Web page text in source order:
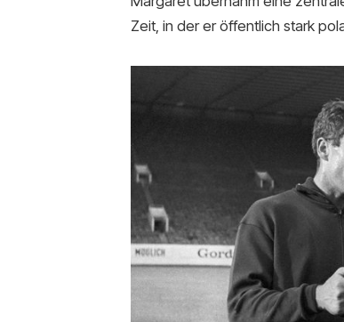
Zeit, in der er öffentlich stark